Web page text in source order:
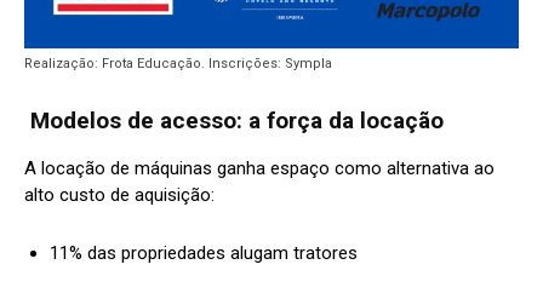
Realização: Frota Educação. Inscrições: Sympla
Modelos de acesso: a força da locação
A locação de máquinas ganha espaço como alternativa ao
alto custo de aquisição:
11% das propriedades alugam tratores